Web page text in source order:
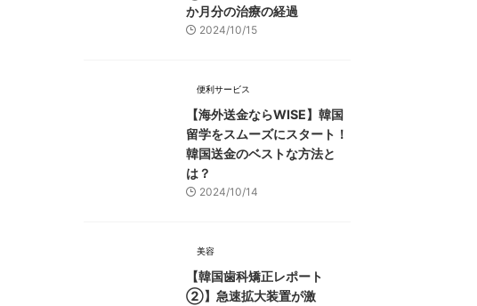
か月分の治療の経過
2024/10/15
便利サービス
【海外送金ならWISE】韓国
留学をスムーズにスタート！
韓国送金のベストな方法と
は？
2024/10/14
美容
【韓国歯科矯正レポート
➁】急速拡大装置が激